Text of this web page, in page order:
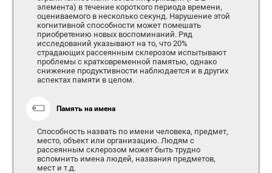
элемента) в течение короткого периода времени,
оцениваемого в несколько секунд. Нарушение этой
когнитивной способности может помешать
приобретению новых воспоминаний. Ряд
исследований указывают на то, что 20%
страдающих рассеянным склерозом испытывают
проблемы с кратковременной памятью, однако
снижение продуктивности наблюдается и в других
аспектах памяти в целом.
Память на имена
Способность назвать по имени человека, предмет,
место, объект или организацию. Людям с
рассеянным склерозом может быть трудно
вспомнить имена людей, названия предметов,
мест и т.д.